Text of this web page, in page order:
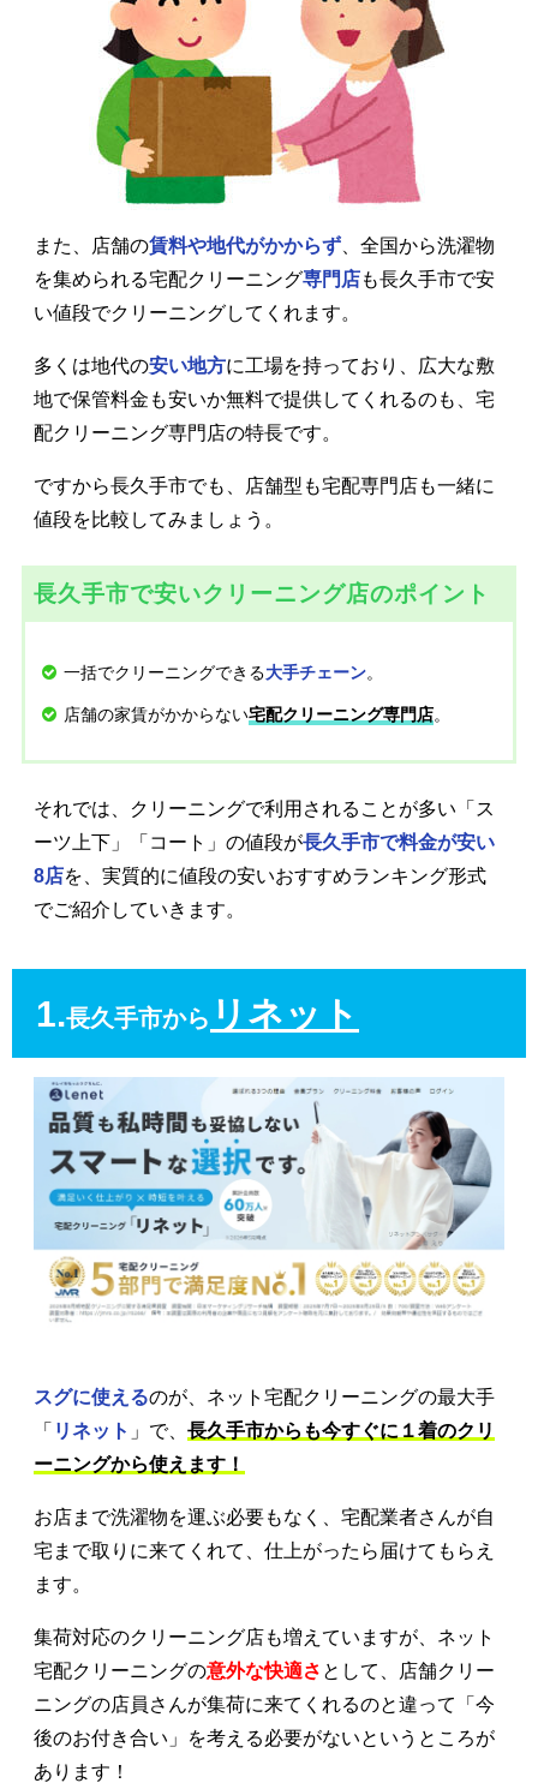
また、店舗の賃料や地代がかからず 、全国から洗濯物
を集められる宅配クリーニング専門店も長久手市で安
い値段でクリーニングしてくれます。
多くは地代の安い地方に工場を持っており、広大な敷
地で保管料金も安いか無料で提供してくれるのも、宅
配クリーニング専門店の特長です。
ですから長久手市でも、店舗型も宅配専門店も一緒に
値段を比較してみましょう。
長久手市で安いクリーニング店のポイント
一括でクリーニングできる大手チェーン。
店舗の家賃がかからない宅配クリーニング専門店。
それでは、クリーニングで利用されることが多い「ス
ーツ上下」「コート」の値段が長久手市で料金が安い
8店を、実質的に値段の安いおすすめランキング形式
でご紹介していきます。
1.長久手市から リネット
スグに使えるのが、ネット宅配クリーニングの最大手
「 リネット 」で、 長久手市からも今すぐに１着のクリ
ーニングから使えます！
お店まで洗濯物を運ぶ必要もなく、宅配業者さんが自
宅まで取りに来てくれて、仕上がったら届けてもらえ
ます。
集荷対応のクリーニング店も増えていますが、ネット
宅配クリーニングの意外な快適さ として、店舗クリー
ニングの店員さんが集荷に来てくれるのと違って「今
後のお付き合い」を考える必要がないというところが
あります！